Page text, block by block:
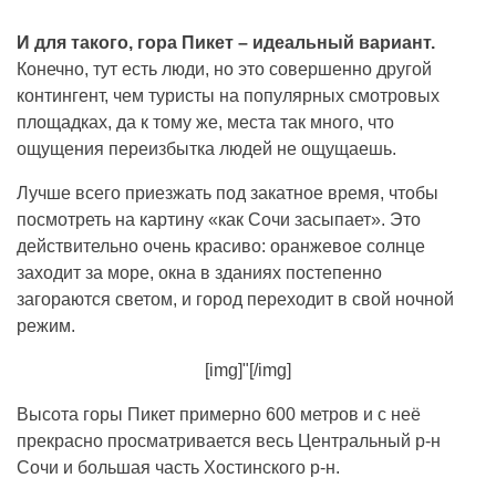
И для такого, гора Пикет – идеальный вариант.
Конечно, тут есть люди, но это совершенно другой
контингент, чем туристы на популярных смотровых
площадках, да к тому же, места так много, что
ощущения переизбытка людей не ощущаешь.
Лучше всего приезжать под закатное время, чтобы
посмотреть на картину «как Сочи засыпает». Это
действительно очень красиво: оранжевое солнце
заходит за море, окна в зданиях постепенно
загораются светом, и город переходит в свой ночной
режим.
[img]"[/img]
Высота горы Пикет примерно 600 метров и с неё
прекрасно просматривается весь Центральный р-н
Сочи и большая часть Хостинского р-н.